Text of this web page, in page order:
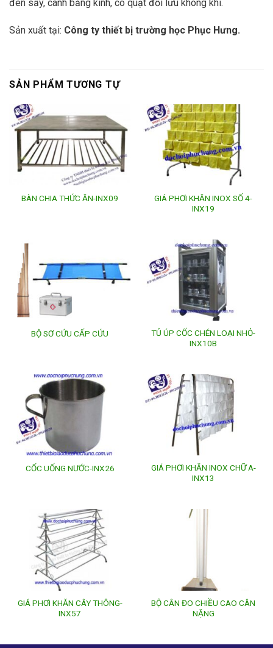
đèn sấy, cánh bằng kính, có quạt đối lưu không khí.
Sản xuất tại: Công ty thiết bị trường học Phục Hưng.
SẢN PHẨM TƯƠNG TỰ
BÀN CHIA THỨC ĂN-INX09
GIÁ PHƠI KHĂN INOX SỐ 4-
INX19
BỘ SƠ CỨU CẤP CỨU
TỦ ÚP CỐC CHÉN LOẠI NHỎ-
INX10B
CỐC UỐNG NƯỚC-INX26
GIÁ PHƠI KHĂN INOX CHỮ A-
INX13
GIÁ PHƠI KHĂN CÂY THÔNG-
INX57
BỘ CÂN ĐO CHIỀU CAO CÂN
NẶNG